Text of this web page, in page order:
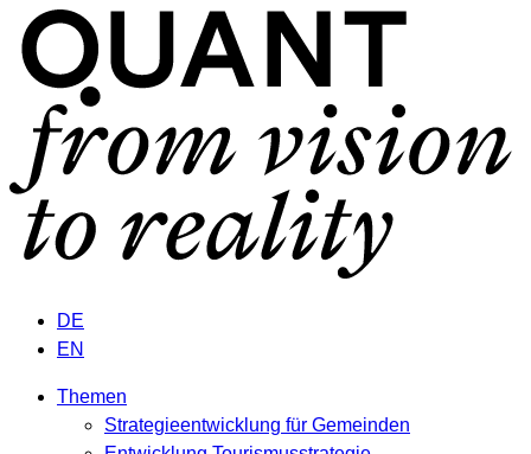
DE
EN
Themen
Strategieentwicklung für Gemeinden